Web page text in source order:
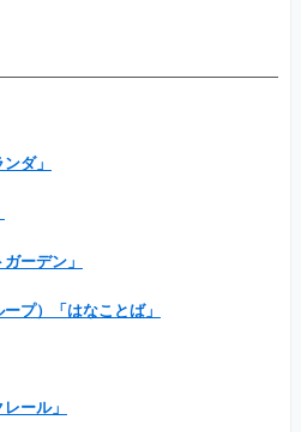
ダ」
ーデン」
プ）「はなことば」
ール」